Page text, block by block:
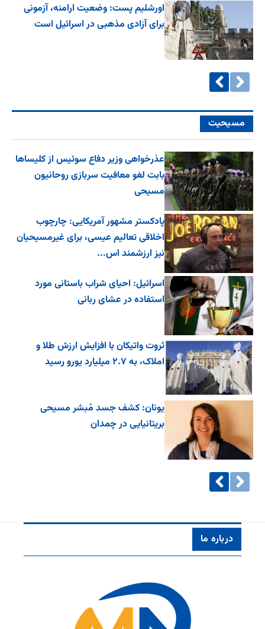
اورشلیم پست: وضعیت ارامنه، آزمونی
برای آزادی مذهبی در اسرائیل است
مسیحیت
عذرخواهی وزیر دفاع سوئیس از کلیساها
بابت لغو معافیت سربازی روحانیون
مسیحی
پادکستر مشهور آمریکایی: چارچوب
اخلاقی تعالیم عیسی، برای غیرمسیحیان
نیز ارزشمند اس...
اسرائیل: احیای شراب باستانی مورد
استفاده در عشای ربانی
ثروت واتیکان با افزایش ارزش طلا و
املاک، به ۲.۷ میلیارد یورو رسید
یونان: کشف جسد مُبشر مسیحی
بریتانیایی در چمدان
درباره ما